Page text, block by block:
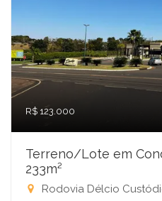
R$ 123.000
Terreno/Lote em
233m²
Rodovia Délcio Custódio da